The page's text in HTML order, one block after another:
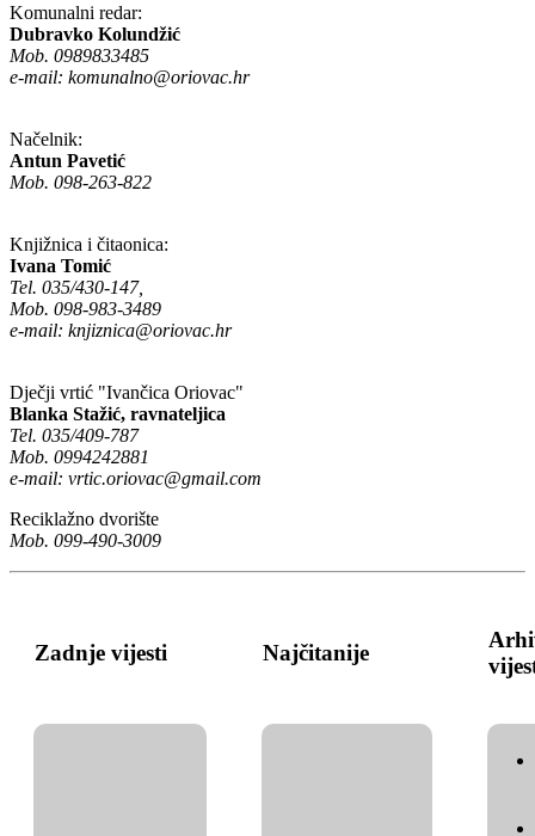
Komunalni redar:
Dubravko Kolundžić
Mob. 0989833485
e-mail: komunalno@oriovac.hr
Načelnik:
Antun Pavetić
Mob. 098-263-822
Knjižnica i čitaonica:
Ivana Tomić
Tel. 035/430-147,
Mob. 098-983-3489
e-mail: knjiznica@oriovac.hr
Dječji vrtić "Ivančica Oriovac"
Blanka Stažić, ravnateljica
Tel. 035/409-787
Mob. 0994242881
e-mail: vrtic.oriovac@gmail.com
Reciklažno dvorište
Mob. 099-490-3009
Zadnje vijesti Najčitanije